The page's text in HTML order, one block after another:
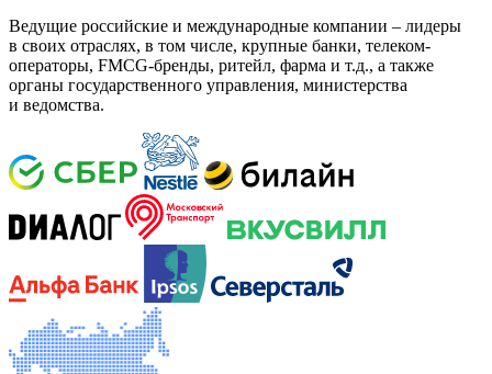
Ведущие российские и международные компании – лидеры
в своих отраслях, в том числе, крупные банки, телеком-
операторы, FMCG-бренды, ритейл, фарма и т.д., а также
органы государственного управления, министерства
и ведомства.